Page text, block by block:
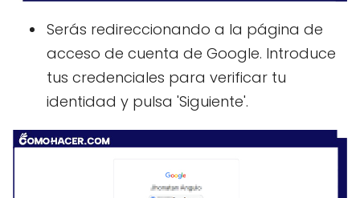
Serás redireccionando a la página de
acceso de cuenta de Google. Introduce
tus credenciales para verificar tu
identidad y pulsa 'Siguiente'.